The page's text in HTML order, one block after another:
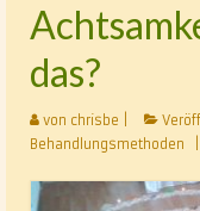
das?
von chrisbe
Behandlungsmethoden